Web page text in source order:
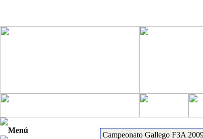
Menú
Campeonato Gallego F3A